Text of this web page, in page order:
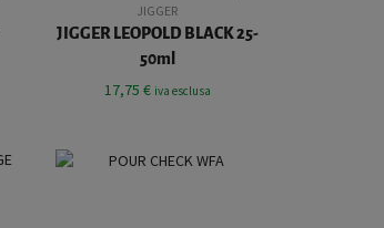
JIGGER
JIGGER LEOPOLD BLACK 25-
50ml
17,75 € iva esclusa